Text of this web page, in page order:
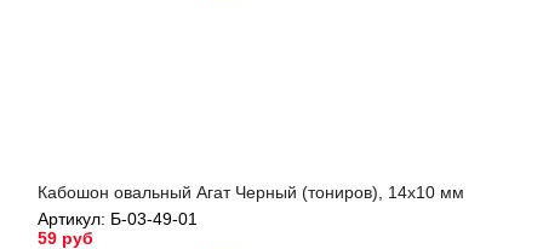
Кабошон овальный Агат Черный (тониров), 14х10 мм
Артикул: Б-03-49-01
59 руб